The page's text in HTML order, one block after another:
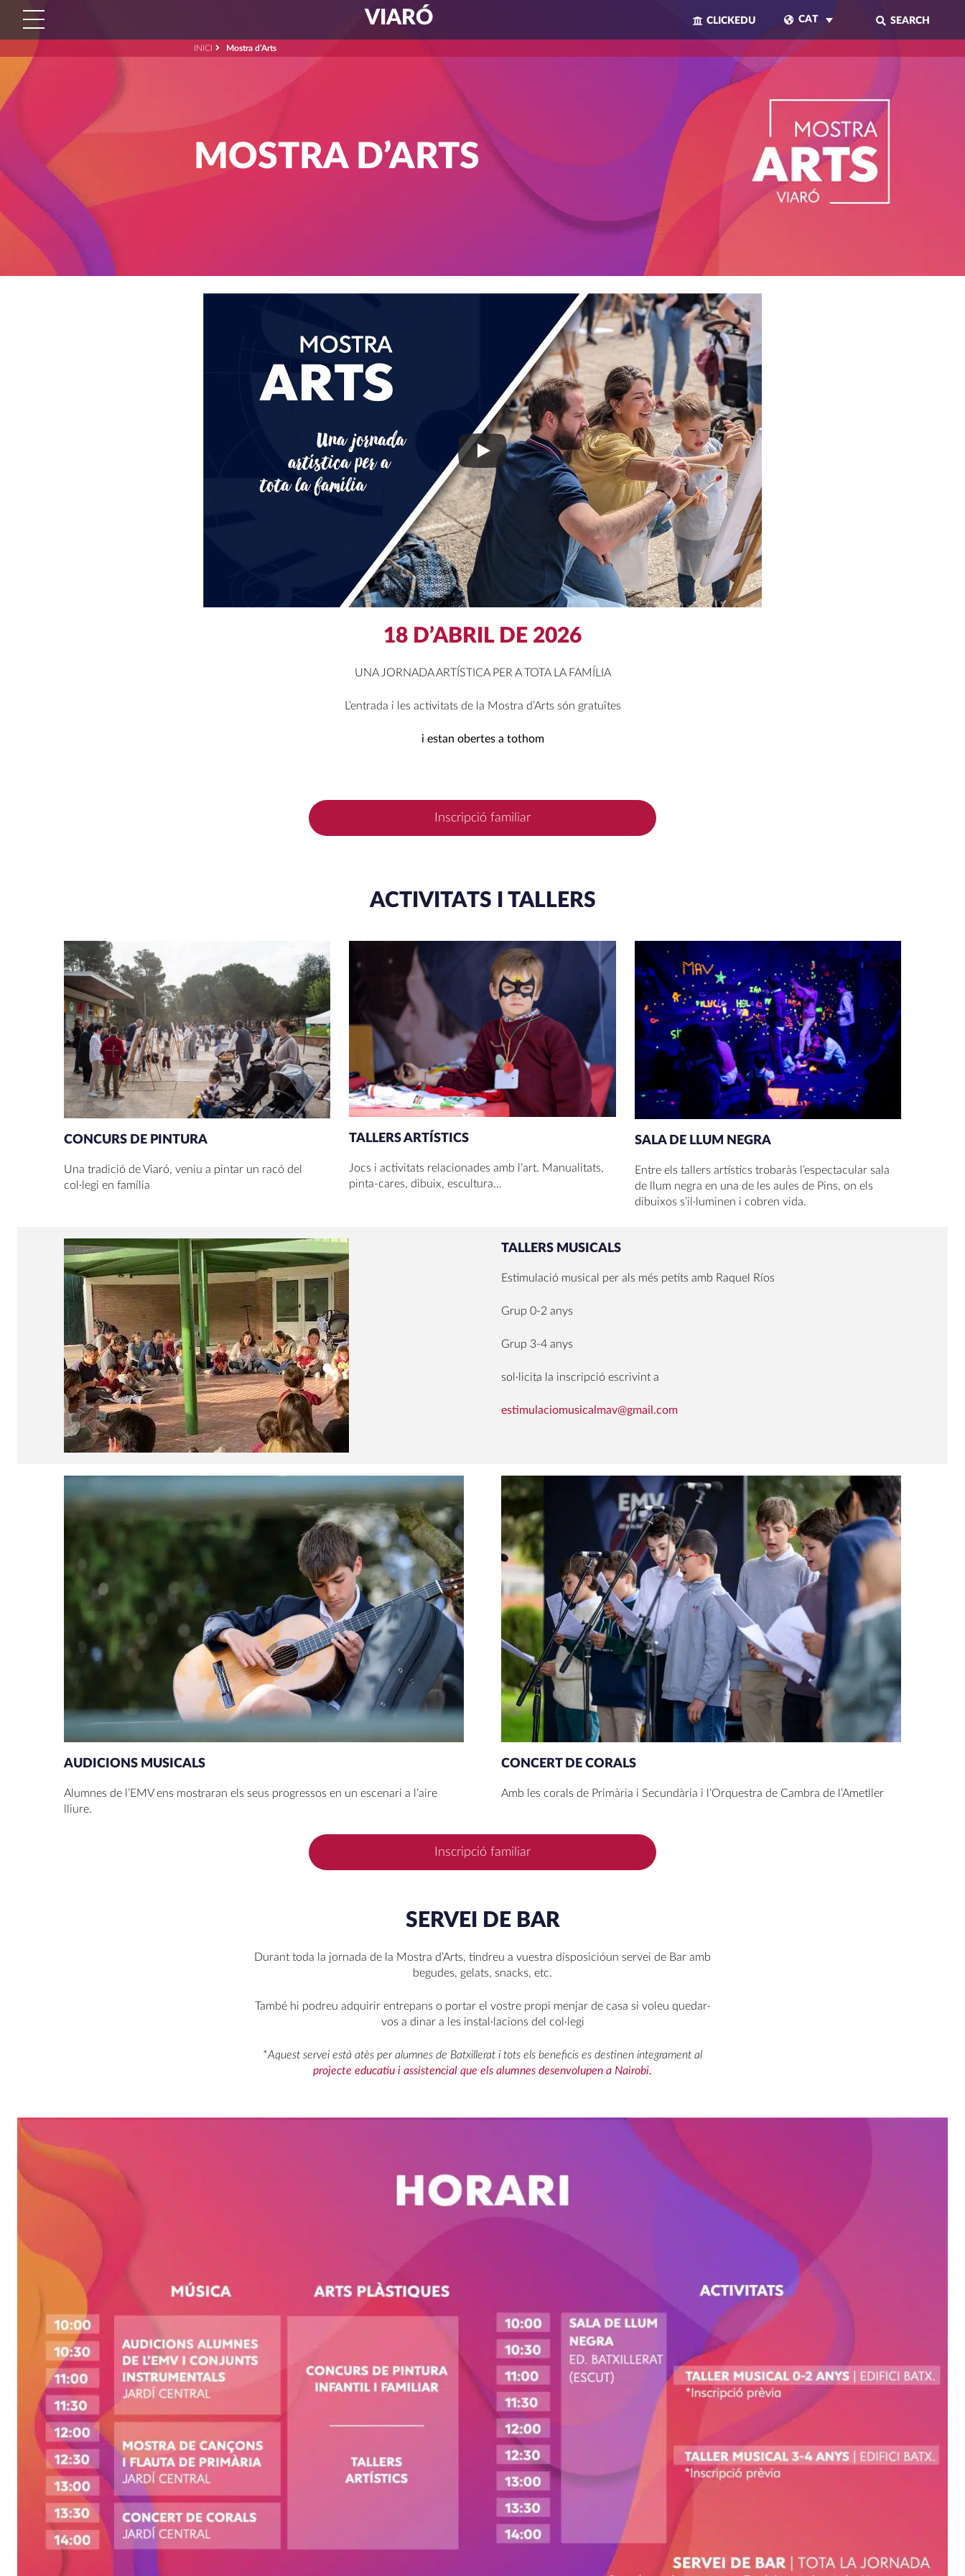
VIARÓ CLICKEDU CAT SEARCH
TANCAR
INICI Mostra d’Arts
MOSTRA D’ARTS
18 D’ABRIL DE 2026
UNA JORNADA ARTÍSTICA PER A TOTA LA FAMÍLIA
L’entrada i les activitats de la Mostra d’Arts són gratuïtes
i estan obertes a tothom
Inscripció familiar
ACTIVITATS I TALLERS
CONCURS DE PINTURA
Una tradició de Viaró, veniu a pintar un racó del
col·legi en família
TALLERS ARTÍSTICS
Jocs i activitats relacionades amb l’art. Manualitats,
pinta-cares, dibuix, escultura…
SALA DE LLUM NEGRA
Entre els tallers artístics trobaràs l’espectacular sala
de llum negra en una de les aules de Pins, on els
dibuixos s’il·luminen i cobren vida.
TALLERS MUSICALS
Estimulació musical per als més petits amb Raquel Ríos
Grup 0-2 anys
Grup 3-4 anys
sol·licita la inscripció escrivint a
estimulaciomusicalmav@gmail.com
AUDICIONS MUSICALS
Alumnes de l’EMV ens mostraran els seus progressos en un escenari a l’aire
lliure.
CONCERT DE CORALS
Amb les corals de Primària i Secundària i l’Orquestra de Cambra de l’Ametller
Inscripció familiar
SERVEI DE BAR
Durant toda la jornada de la Mostra d’Arts, tindreu a vuestra disposicióun servei de Bar amb
begudes, gelats, snacks, etc.
També hi podreu adquirir entrepans o portar el vostre propi menjar de casa si voleu quedar-
vos a dinar a les instal·lacions del col·legi
*Aquest servei està atès per alumnes de Batxillerat i tots els beneficis es destinen íntegrament al
projecte educatiu i assistencial que els alumnes desenvolupen a Nairobi.